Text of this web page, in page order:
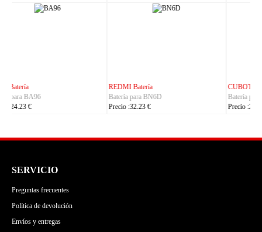
CUBOT Batería
Batería para C35
Precio :24.23 €
PHILIPS Batería
Batería para S7105
Precio :24.23 €
SERVICIO
Preguntas frecuentes
Política de devolución
Envíos y entregas